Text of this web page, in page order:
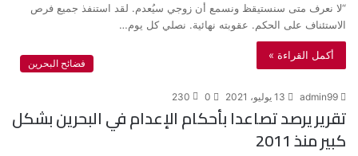
“لا نعرف متى سنستيقظ ونسمع أن زوجي سيُعدم. لقد استنفذ جميع فرص
الاستئناف على الحكم. عقوبته نهائية. نصلي كل يوم…
أكمل القراءة »
فضائح البحرين
admin99 13 يوليو، 2021 0
230
تقرير يرصد تصاعدا بأحكام الإعدام في البحرين بشكل
كبير منذ 2011